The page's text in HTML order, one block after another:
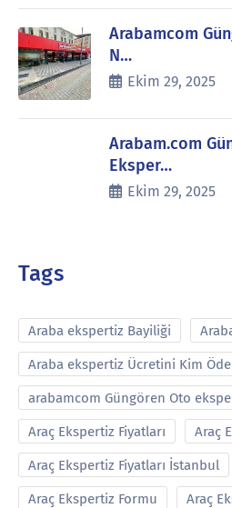
Arabamcom
N…
Ekim 29, 2025
Arabam.com
Eksper…
Ekim 29, 2025
Tags
Araba ekspertiz Bayiliği
Araba ekspertiz Ücretini Kim
arabamcom Güngören Oto
Araç Ekspertiz Fiyatları Araç
Araç Ekspertiz Fiyatları İstanbul
Araç Ekspertiz Formu Araç